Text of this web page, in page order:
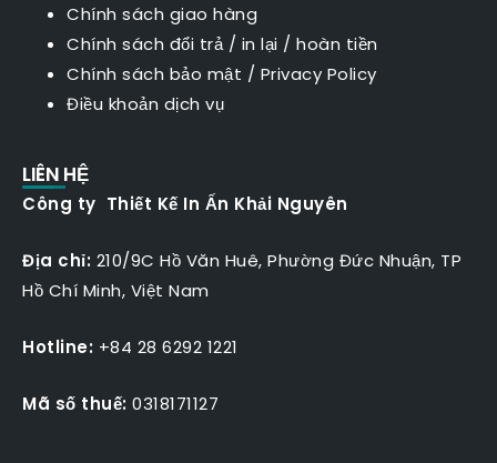
Chính sách giao hàng
Chính sách đổi trả / in lại / hoàn tiền
Chính sách bảo mật / Privacy Policy
Điều khoản dịch vụ
LIÊN HỆ
Công ty Thiết Kế In Ấn Khải Nguyên
Địa chỉ: 210/9C Hồ Văn Huê, Phường Đức Nhuận, TP
Hồ Chí Minh, Việt Nam
Hotline: +84 28 6292 1221
Mã số thuế: 0318171127